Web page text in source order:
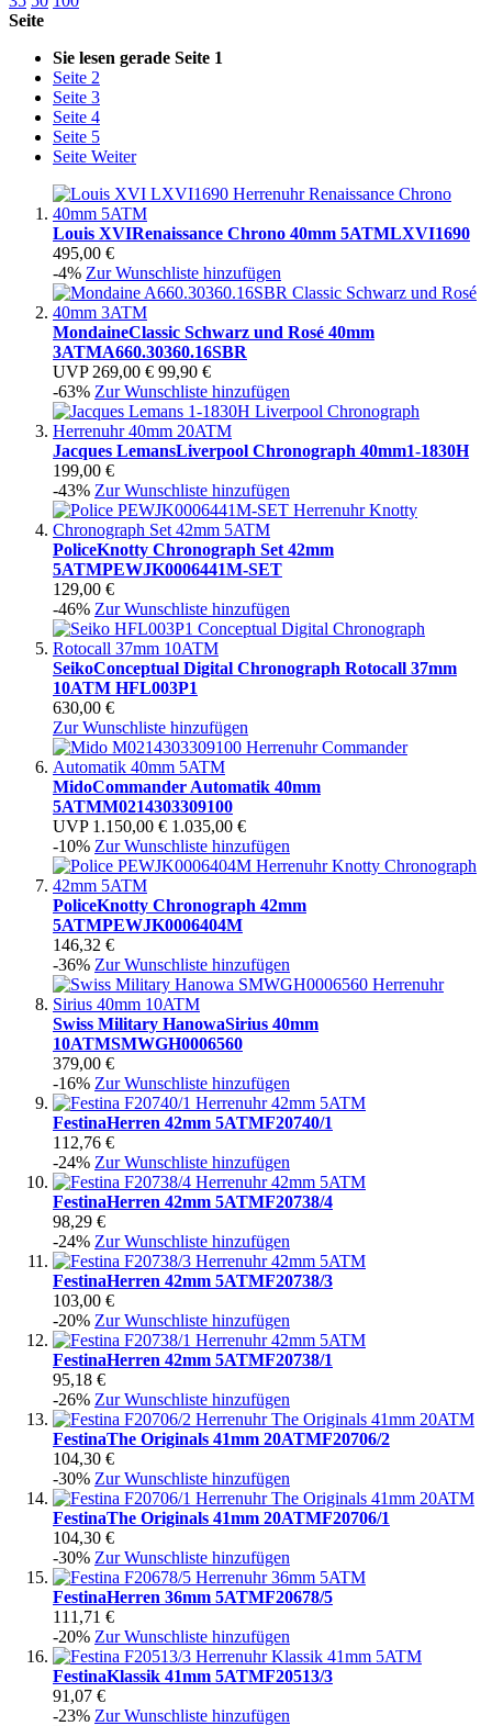
Seite
Sie lesen gerade Seite 1
Seite 2
Seite 3
Seite 4
Seite 5
Seite Weiter
Louis XVIRenaissance Chrono 40mm 5ATMLXVI1690
495,00 €
-4% Zur Wunschliste hinzufügen
MondaineClassic Schwarz und Rosé 40mm
3ATMA660.30360.16SBR
UVP 269,00 € 99,90 €
-63% Zur Wunschliste hinzufügen
Jacques LemansLiverpool Chronograph 40mm1-1830H
199,00 €
-43% Zur Wunschliste hinzufügen
PoliceKnotty Chronograph Set 42mm
5ATMPEWJK0006441M-SET
129,00 €
-46% Zur Wunschliste hinzufügen
SeikoConceptual Digital Chronograph Rotocall 37mm
10ATM HFL003P1
630,00 €
Zur Wunschliste hinzufügen
MidoCommander Automatik 40mm
5ATMM0214303309100
UVP 1.150,00 € 1.035,00 €
-10% Zur Wunschliste hinzufügen
PoliceKnotty Chronograph 42mm
5ATMPEWJK0006404M
146,32 €
-36% Zur Wunschliste hinzufügen
Swiss Military HanowaSirius 40mm
10ATMSMWGH0006560
379,00 €
-16% Zur Wunschliste hinzufügen
FestinaHerren 42mm 5ATMF20740/1
112,76 €
-24% Zur Wunschliste hinzufügen
FestinaHerren 42mm 5ATMF20738/4
98,29 €
-24% Zur Wunschliste hinzufügen
FestinaHerren 42mm 5ATMF20738/3
103,00 €
-20% Zur Wunschliste hinzufügen
FestinaHerren 42mm 5ATMF20738/1
95,18 €
-26% Zur Wunschliste hinzufügen
FestinaThe Originals 41mm 20ATMF20706/2
104,30 €
-30% Zur Wunschliste hinzufügen
FestinaThe Originals 41mm 20ATMF20706/1
104,30 €
-30% Zur Wunschliste hinzufügen
FestinaHerren 36mm 5ATMF20678/5
111,71 €
-20% Zur Wunschliste hinzufügen
FestinaKlassik 41mm 5ATMF20513/3
91,07 €
-23% Zur Wunschliste hinzufügen